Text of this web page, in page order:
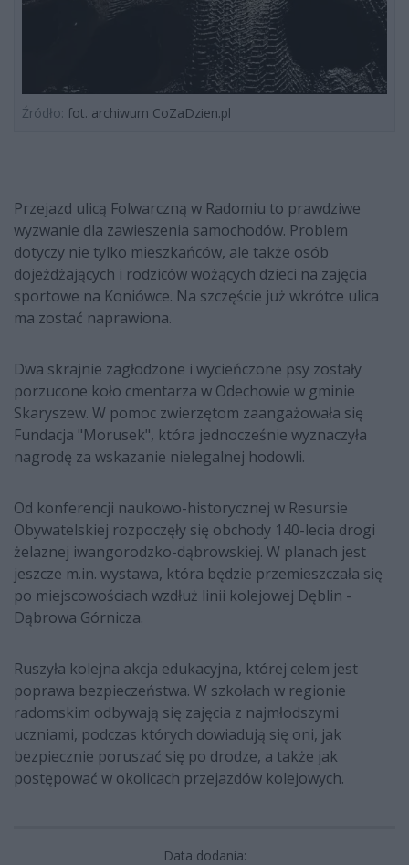
Źródło: fot. archiwum CoZaDzien.pl
Przejazd ulicą Folwarczną w Radomiu to prawdziwe
wyzwanie dla zawieszenia samochodów. Problem
dotyczy nie tylko mieszkańców, ale także osób
dojeżdżających i rodziców wożących dzieci na zajęcia
sportowe na Koniówce. Na szczęście już wkrótce ulica
ma zostać naprawiona.
Dwa skrajnie zagłodzone i wycieńczone psy zostały
porzucone koło cmentarza w Odechowie w gminie
Skaryszew. W pomoc zwierzętom zaangażowała się
Fundacja "Morusek", która jednocześnie wyznaczyła
nagrodę za wskazanie nielegalnej hodowli.
Od konferencji naukowo-historycznej w Resursie
Obywatelskiej rozpoczęły się obchody 140-lecia drogi
żelaznej iwangorodzko-dąbrowskiej. W planach jest
jeszcze m.in. wystawa, która będzie przemieszczała się
po miejscowościach wzdłuż linii kolejowej Dęblin -
Dąbrowa Górnicza.
Ruszyła kolejna akcja edukacyjna, której celem jest
poprawa bezpieczeństwa. W szkołach w regionie
radomskim odbywają się zajęcia z najmłodszymi
uczniami, podczas których dowiadują się oni, jak
bezpiecznie poruszać się po drodze, a także jak
postępować w okolicach przejazdów kolejowych.
Data dodania: